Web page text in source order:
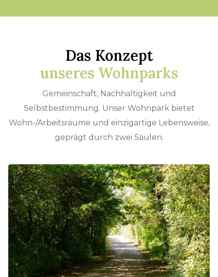
Das Konzept
unseres Wohnparks
Gemeinschaft, Nachhaltigkeit und
Selbstbestimmung. Unser Wohnpark bietet
Wohn-/Arbeits­räume und einzigartige Lebens­weise,
geprägt durch zwei Säulen.